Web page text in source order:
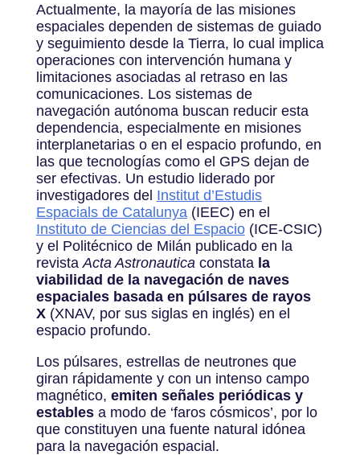
Actualmente, la mayoría de las misiones
espaciales dependen de sistemas de guiado
y seguimiento desde la Tierra, lo cual implica
operaciones con intervención humana y
limitaciones asociadas al retraso en las
comunicaciones. Los sistemas de
navegación autónoma buscan reducir esta
dependencia, especialmente en misiones
interplanetarias o en el espacio profundo, en
las que tecnologías como el GPS dejan de
ser efectivas. Un estudio liderado por
investigadores del Institut d’Estudis
Espacials de Catalunya (IEEC) en el
Instituto de Ciencias del Espacio(ICE-CSIC)
y el Politécnico de Milán publicado en la
revista Acta Astronautica constata la
viabilidad de la navegación de naves
espaciales basada en púlsares de rayos
X(XNAV, por sus siglas en inglés) en el
espacio profundo.
Los púlsares, estrellas de neutrones que
giran rápidamente y con un intenso campo
magnético, emiten señales periódicas y
establesa modo de ‘faros cósmicos’, por lo
que constituyen una fuente natural idónea
para la navegación espacial.